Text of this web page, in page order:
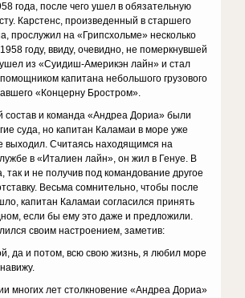
года, после чего ушел в обязательную
Карстенс, произведенный в старшего
прослужил на «Грипсхольме» несколько
году, ввиду, очевидно, не померкнувшей
из «Суидиш-Америкэн лайн» и стал
капитана небольшого грузового
«Концерну Бростром».
состав и команда «Андреа Дориа» были
суда, но капитан Каламаи в море уже
выходил. Считаясь находящимся на
в «Италиен лайн», он жил в Генуе. В
так и не получив под командование другое
Весьма сомнительно, чтобы после
капитан Каламаи согласился принять
если бы ему это даже и предложили.
своим настроением, заметив:
да и потом, всю свою жизнь, я любил море
многих лет столкновение «Андреа Дориа»